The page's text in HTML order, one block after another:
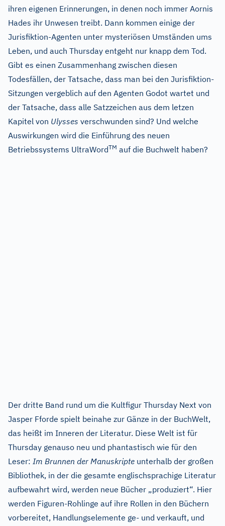
ihren eigenen Erinnerungen, in denen noch immer Aornis
Hades ihr Unwesen treibt. Dann kommen einige der
Jurisfiktion-Agenten unter mysteriösen Umständen ums
Leben, und auch Thursday entgeht nur knapp dem Tod.
Gibt es einen Zusammenhang zwischen diesen
Todesfällen, der Tatsache, dass man bei den Jurisfiktion-
Sitzungen vergeblich auf den Agenten Godot wartet und
der Tatsache, dass alle Satzzeichen aus dem letzen
Kapitel von Ulysses verschwunden sind? Und welche
Auswirkungen wird die Einführung des neuen
Betriebssystems UltraWordTM auf die Buchwelt haben?
Der dritte Band rund um die Kultfigur Thursday Next von
Jasper Fforde spielt beinahe zur Gänze in der BuchWelt,
das heißt im Inneren der Literatur. Diese Welt ist für
Thursday genauso neu und phantastisch wie für den
Leser: Im Brunnen der Manuskripte unterhalb der großen
Bibliothek, in der die gesamte englischsprachige Literatur
aufbewahrt wird, werden neue Bücher „produziert“. Hier
werden Figuren-Rohlinge auf ihre Rollen in den Büchern
vorbereitet, Handlungselemente ge- und verkauft, und